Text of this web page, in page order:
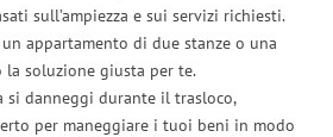
sull’ampiezza e sui servizi richiesti.
appartamento di due stanze o una
soluzione giusta per te.
si danneggi durante il trasloco,
per maneggiare i tuoi beni in modo